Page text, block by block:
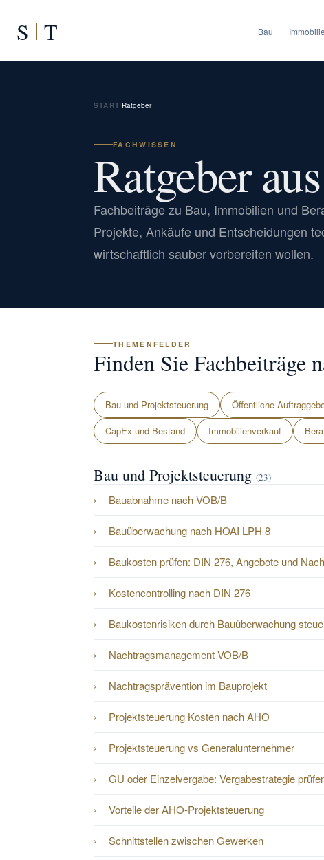
S T Bau
START Ratgeber
FACHWISSEN
Ratgeber
Fachbeiträge zu Bau, Immobilien und
Projekte, Ankäufe und Entscheidungen
wirtschaftlich sauber vorbereiten wollen.
THEMENFELDER
Finden Sie Fachbeiträge
Bau und Projektsteuerung Öffentliche
CapEx und Bestand
Immobilienverkauf
Bau und Projektsteuerung (23)
Bauabnahme nach VOB/B
Bauüberwachung nach HOAI LPH 8
Baukosten prüfen: DIN 276, Angebote und
Kostencontrolling nach DIN 276
Baukostenrisiken durch Bauüberwachung
Nachtragsmanagement VOB/B
Nachtragsprävention im Bauprojekt
Projektsteuerung Kosten nach AHO
Projektsteuerung vs Generalunternehmer
GU oder Einzelvergabe: Vergabestrategie
Vorteile der AHO-Projektsteuerung
Schnittstellen zwischen Gewerken